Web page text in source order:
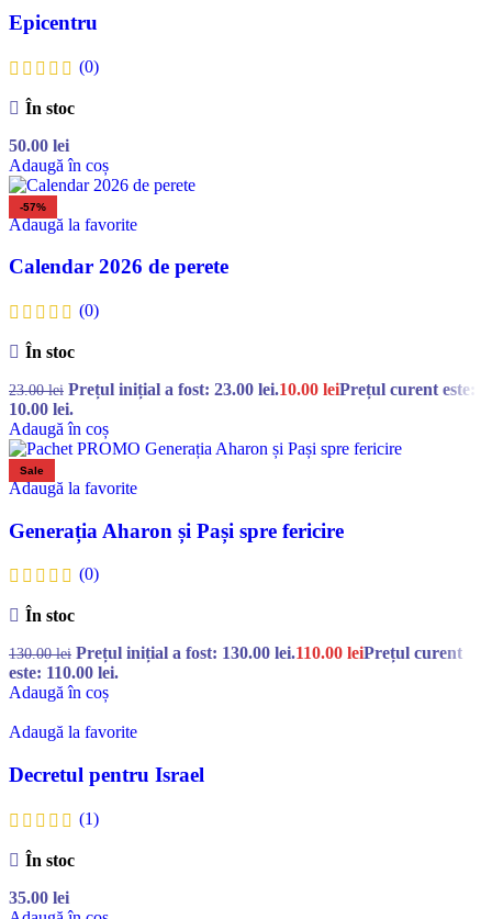
Epicentru
(0)
În stoc
50.00 lei
Adaugă în coș
-57%
Adaugă la favorite
Calendar 2026 de perete
(0)
În stoc
23.00lei Prețul inițial a fost: 23.00 lei.10.00 leiPrețul curent este:
10.00 lei.
Adaugă în coș
Sale
Adaugă la favorite
Generația Aharon și Pași spre fericire
(0)
În stoc
130.00lei Prețul inițial a fost: 130.00 lei.110.00 leiPrețul curent
este: 110.00 lei.
Adaugă în coș
Adaugă la favorite
Decretul pentru Israel
(1)
În stoc
35.00 lei